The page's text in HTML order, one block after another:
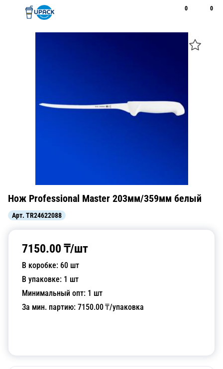
0 0
Нож Professional Master 203мм/359мм белый
Арт. TR24622088
7150.00 ₸/шт
В коробке: 60 шт
В упаковке: 1 шт
Минимальный опт: 1 шт
За мин. партию: 7150.00₸/упаковка